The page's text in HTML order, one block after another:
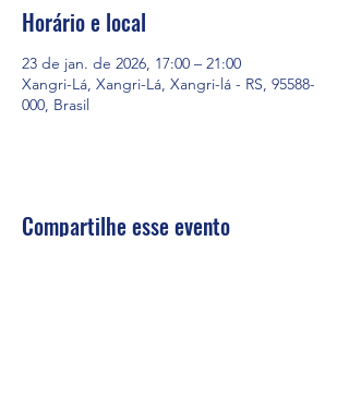
Horário e local
23 de jan. de 2026, 17:00 – 21:00
Xangri-Lá, Xangri-Lá, Xangri-lá - RS, 95588-
000, Brasil
Compartilhe esse evento